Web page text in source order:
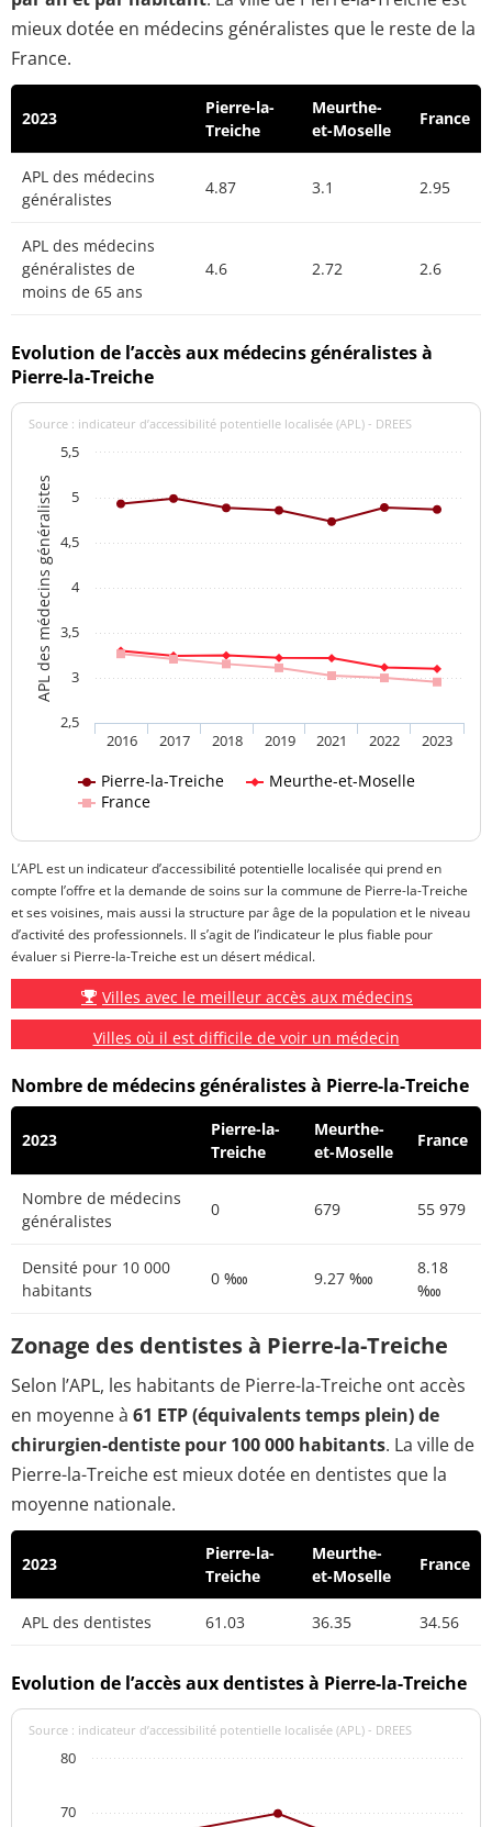
mieux dotée en médecins généralistes que le reste de la
France.
2023
Pierre-la-
Treiche
Meurthe-
et-Moselle
France
APL des médecins
généralistes
4.87 3.1 2.95
APL des médecins
généralistes de
moins de 65 ans
4.6 2.72 2.6
Evolution de l’accès aux médecins généralistes à
Pierre-la-Treiche
APL des médecins généralistes
Source : indicateur d’accessibilité potentielle localisée (APL) - DREES
Pierre-la-Treiche
Meurthe-et-Moselle
France
2016 2017 2018 2019 2021 2022 2023
2,5
3
3,5
4
4,5
5
5,5
L’APL est un indicateur d’accessibilité potentielle localisée qui prend en
compte l’offre et la demande de soins sur la commune de Pierre-la-Treiche
et ses voisines, mais aussi la structure par âge de la population et le niveau
d’activité des professionnels. Il s’agit de l’indicateur le plus fiable pour
évaluer si Pierre-la-Treiche est un désert médical.
Villes avec le meilleur accès aux médecins
Villes où il est difficile de voir un médecin
Nombre de médecins généralistes à Pierre-la-Treiche
2023
Pierre-la-
Treiche
Meurthe-
et-Moselle
France
Nombre de médecins
généralistes
0 679 55 979
Densité pour 10 000
habitants
0 ‱ 9.27 ‱
8.18
‱
Zonage des dentistes à Pierre-la-Treiche
Selon l’APL, les habitants de Pierre-la-Treiche ont accès
en moyenne à 61 ETP (équivalents temps plein) de
chirurgien-dentiste pour 100 000 habitants. La ville de
Pierre-la-Treiche est mieux dotée en dentistes que la
moyenne nationale.
2023
Pierre-la-
Treiche
Meurthe-
et-Moselle
France
APL des dentistes 61.03 36.35 34.56
Evolution de l’accès aux dentistes à Pierre-la-Treiche
Source : indicateur d’accessibilité potentielle localisée (APL) - DREES
70
80